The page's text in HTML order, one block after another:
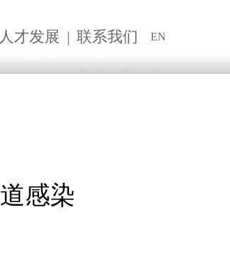
人才发展 | 联系我们 EN
感染